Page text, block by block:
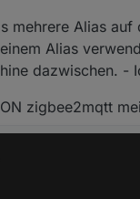
mehrere Alias
Alias
dazwischen. -
zigbee2mqtt